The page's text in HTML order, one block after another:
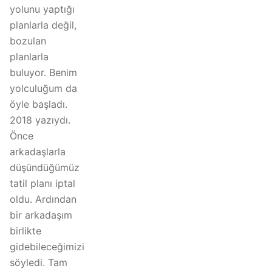
yolunu yaptığı
planlarla değil,
bozulan
planlarla
buluyor. Benim
yolculuğum da
öyle başladı.
2018 yazıydı.
Önce
arkadaşlarla
düşündüğümüz
tatil planı iptal
oldu. Ardından
bir arkadaşım
birlikte
gidebileceğimizi
söyledi. Tam